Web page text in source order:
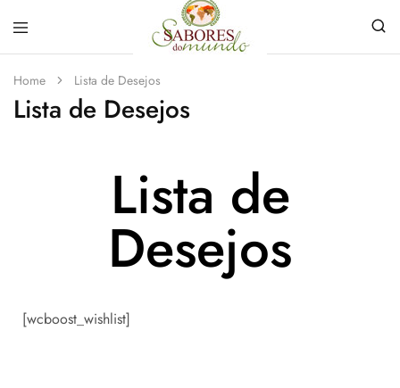
do
Mundo
loja
de
Temperos
e
Pessoa
Home Lista de Desejos
Lista de Desejos
Lista de
Desejos
[wcboost_wishlist]